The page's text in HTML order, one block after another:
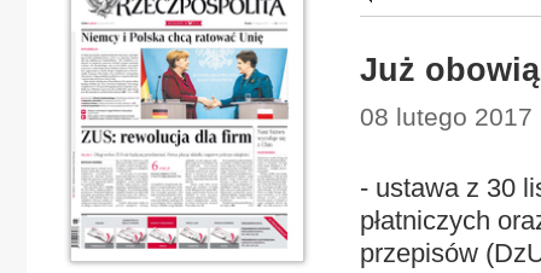
Już
08 lutego 2017
- ustawa z 30
płatniczych
przepisów